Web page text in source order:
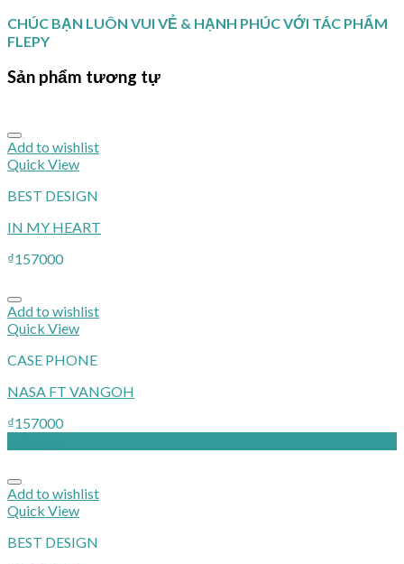
CHÚC BẠN LUÔN VUI VẺ & HẠNH PHÚC VỚI TÁC PHẨM
FLEPY
Sản phẩm tương tự
Add to wishlist
Quick View
BEST DESIGN
IN MY HEART
₫157000
Add to wishlist
Quick View
CASE PHONE
NASA FT VANGOH
₫157000
Add to wishlist
Quick View
BEST DESIGN